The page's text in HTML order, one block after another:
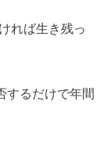
れば生き残っ
するだけで年間